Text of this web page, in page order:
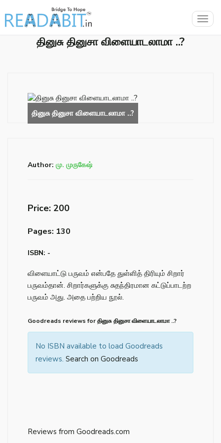
தினுசு தினுசா விளையாடலாமா ..?
Author: மு. முருகேஷ்
Price: ₹200
Pages: 130
ISBN: -
விளையாட்டு பருவம் என்பதே துள்ளித் திரியும் சிறார்
பருவம்தான். சிறார்களுக்கு சுதந்திரமான கட்டுப்பாடற்ற
பருவம் அது. அதை பற்றிய நூல்.
Goodreads reviews for தினுசு தினுசா விளையாடலாமா ..?
No ISBN available to load Goodreads
reviews. Search on Goodreads
Reviews from Goodreads.com